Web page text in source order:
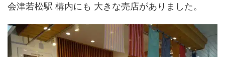
会津若松駅 構内にも 大きな売店がありました。